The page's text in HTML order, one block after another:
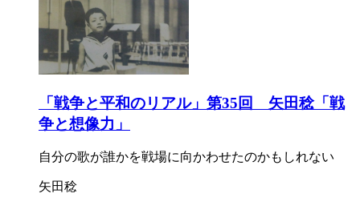
「戦争と平和のリアル」第35回 矢田稔「戦
争と想像力」
自分の歌が誰かを戦場に向かわせたのかもしれない
矢田稔